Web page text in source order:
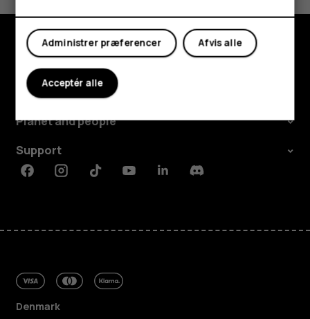
Min konto
Udforsk
Om
Planet and people
Support
FacebookInstagramTiktokYoutubeLinkedinDiscord
Denmark
Afvis alle
Administrer præferencer
Acceptér alle